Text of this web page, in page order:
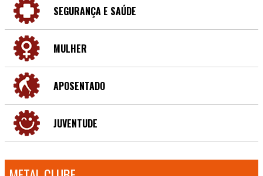
SEGURANÇA E SAÚDE
MULHER
APOSENTADO
JUVENTUDE